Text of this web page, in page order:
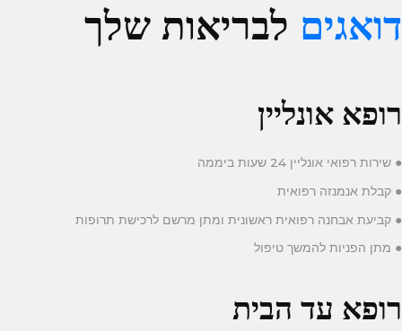
דואגים לבריאות שלך
רופא אונליין
● שירות רפואי אונליין 24 שעות ביממה
● קבלת אנמנזה רפואית
● קביעת אבחנה רפואית ראשונית ומתן מרשם לרכישת תרופות
● מתן הפניות להמשך טיפול
רופא עד הבית